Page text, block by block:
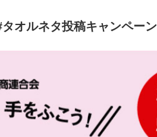
オルネタ投稿キャンペーン